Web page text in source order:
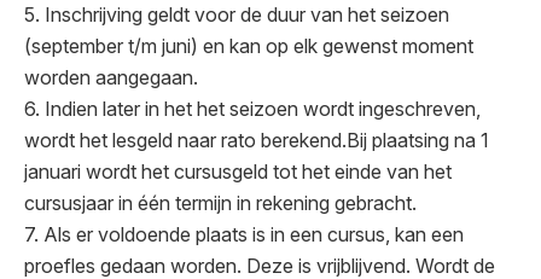
5. Inschrijving geldt voor de duur van het seizoen
(september t/m juni) en kan op elk gewenst moment
worden aangegaan.
6. Indien later in het het seizoen wordt ingeschreven,
wordt het lesgeld naar rato berekend.Bij plaatsing na 1
januari wordt het cursusgeld tot het einde van het
cursusjaar in één termijn in rekening gebracht.
7. Als er voldoende plaats is in een cursus, kan een
proefles gedaan worden. Deze is vrijblijvend. Wordt de